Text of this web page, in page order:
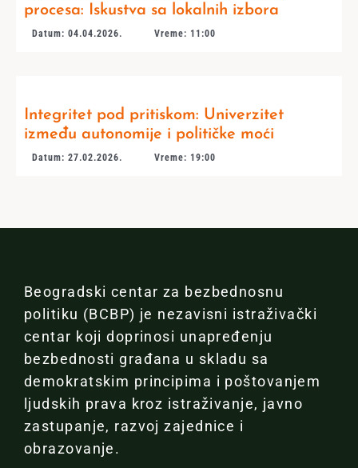
procesa: Iskustva sa lokalnih izbora
Datum: 04.04.2026. Vreme: 11:00
Integritet pod pritiskom: Univerzitet
između autonomije i političke moći
Datum: 27.02.2026. Vreme: 19:00
Beogradski centar za bezbednosnu
politiku (BCBP) je nezavisni istraživački
centar koji doprinosi unapređenju
bezbednosti građana u skladu sa
demokratskim principima i poštovanjem
ljudskih prava kroz istraživanje, javno
zastupanje, razvoj zajednice i
obrazovanje.